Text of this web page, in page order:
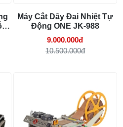
Máy Cắt Dây Đai Nhiệt Tự
Động ONE JK-988
9.000.000đ
10.500.000đ